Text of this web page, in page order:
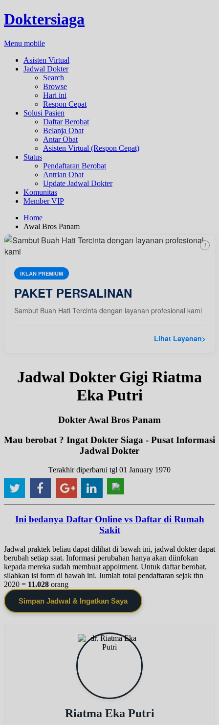
Doktersiaga
Menu mobile
Asisten Virtual
Jadwal Dokter
Search
Browse
Hari ini
Respon Cepat
Solusi Pasien
Daftar Berobat
Belanja Obat
Antar Obat
Asisten Virtual (Respon Cepat)
Status
Pendaftaran Berobat
Antrian Obat
Update Jadwal Dokter
Komunitas
Member VIP
Home
Awal Bros Panam
IKLAN PREMIUM
PAKET PERSALINAN
Sambut Buah Hati Tercinta dengan layanan profesional kami
Lihat Layanan>
i
Jadwal Dokter Gigi Riatma
Eka Putri
Dokter Awal Bros Panam
Mau berobat ? Ingat Dokter Siaga - Pusat Informasi
Jadwal Dokter
Terakhir diperbarui tgl 01 January 1970
Ini bedanya Daftar Online vs Daftar di Rumah
Sakit
Jadwal praktek beliau dapat dilihat di bawah ini, jadwal dokter dapat
berubah setiap saat. Informasi perubahan hanya akan diinfokan
kepada mereka sudah membuat appoitment. Untuk daftar berobat,
silahkan isi form di bawah ini. Jumlah total pendaftaran sejak thn
2020 = 11.028 orang
Simpan Jadwal & Ingatkan Saya
Riatma Eka Putri